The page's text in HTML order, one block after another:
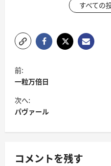
すべての
投
稿
ナ
ビ
シ
前:
一粒万倍日
次へ:
パヴァール
コメントを残す